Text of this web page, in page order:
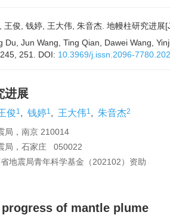
王俊, 钱婷, 王大伟, 朱音杰. 地幔柱研究进
Du, Jun Wang, Ting Qian, Dawei Wang,
251. DOI: 10.3969/j.issn.2096-
进展
俊1, 钱婷1, 王大伟1, 朱音杰2
局，南京 210014
局，石家庄 050022
地震局青年科学基金（202102）资助
progress of mantle plume